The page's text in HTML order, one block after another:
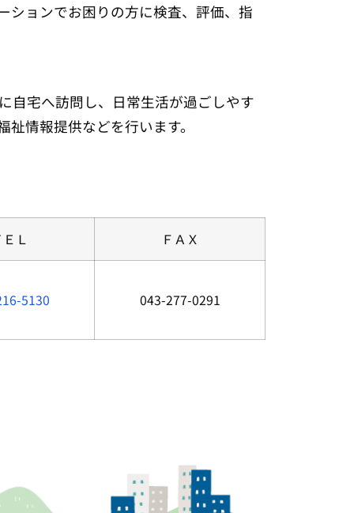
ションでお困りの方に検査、評価、指
自宅へ訪問し、日常生活が過ごしやす
情報提供などを行います。
ＥＬ ＦＡＸ
5130 043-277-0291